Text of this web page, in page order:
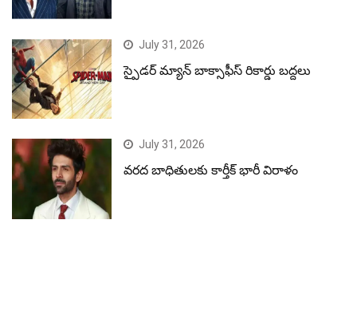
July 31, 2026
స్పైడర్ మ్యాన్ బాక్సాఫీస్ రికార్డు బద్దలు
July 31, 2026
వరద బాధితులకు కార్తీక్ భారీ విరాళం